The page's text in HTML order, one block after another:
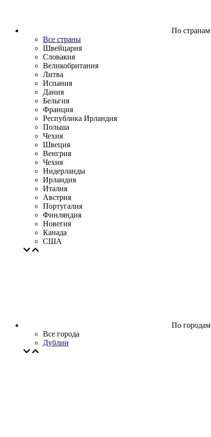
По странам
Все страны
Швейцария
Словакия
Великобритания
Литва
Испания
Дания
Бельгия
Франция
Республика Ирландия
Польша
Чехия
Швеция
Венгрия
Чехия
Нидерланды
Ирландия
Италия
Австрия
Португалия
Финляндия
Новегия
Канада
США
По городам
Все города
Дублин